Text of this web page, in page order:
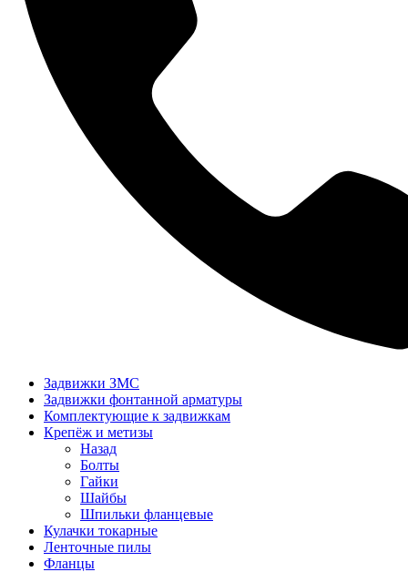
Задвижки ЗМС
Задвижки фонтанной арматуры
Комплектующие к задвижкам
Крепёж и метизы
Назад
Болты
Гайки
Шайбы
Шпильки фланцевые
Кулачки токарные
Ленточные пилы
Фланцы